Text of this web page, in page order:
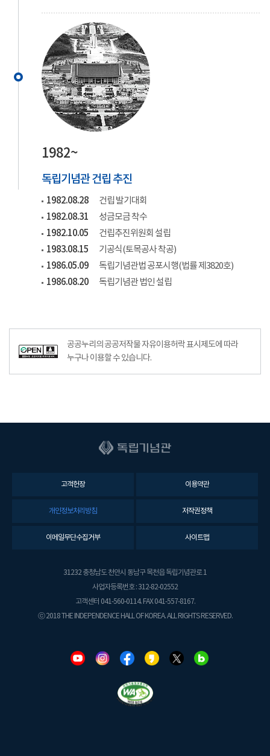
1982~
독립기념관 건립 추진
1982.08.28
건립 발기대회
1982.08.31
성금모금 착수
1982.10.05
건립추진위원회 설립
1983.08.15
기공식(토목공사 착공)
1986.05.09
독립기념관법 공포시행(법률 제3820호)
1986.08.20
독립기념관 법인 설립
공공누리공공저작물자유이용허락–출처표시이미지
공공누리의 공공저작물 자유이용허락 표시제도에 따라
누구나 이용할 수 있습니다.
고객헌장 이용약관
개인정보처리방침 저작권정책
이메일무단수집거부 사이트맵
31232 충청남도 천안시 동남구 목천읍 독립기념관로 1
사업자등록번호 : 312-82-02552
고객센터 041-560-0114. FAX 041-557-8167.
ⓒ 2018 THE INDEPENDENCE HALL OF KOREA. ALL RIGHTS RESERVED.